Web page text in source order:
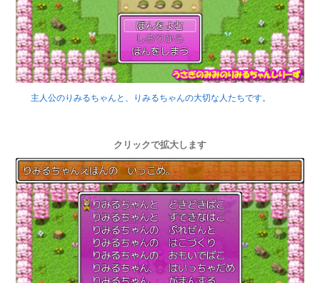
主人公のりみるちゃんと、りみるちゃんの大切な人たちです。
クリックで拡大します